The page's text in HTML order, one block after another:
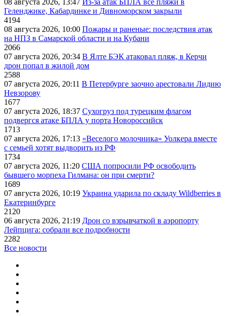
08 августа 2026, 13:47 Из-за атак БПЛА все пляжи в
Геленджике, Кабардинке и Дивноморском закрыли
4194
08 августа 2026, 10:00 Пожары и раненые: последствия атак
на НПЗ в Самарской области и на Кубани
2066
07 августа 2026, 20:34 В Ялте БЭК атаковал пляж, в Керчи
дрон попал в жилой дом
2588
07 августа 2026, 20:11 В Петербурге заочно арестовали Лидию
Невзорову
1677
07 августа 2026, 18:37 Сухогруз под турецким флагом
подвергся атаке БПЛА у порта Новороссийск
1713
07 августа 2026, 17:13 «Веселого молочника» Уолкера вместе
с семьей хотят выдворить из РФ
1734
07 августа 2026, 11:20 США попросили РФ освободить
бывшего морпеха Гилмана: он при смерти?
1689
07 августа 2026, 10:19 Украина ударила по складу Wildberries в
Екатеринбурге
2120
06 августа 2026, 21:19 Дрон со взрывчаткой в аэропорту
Лейпцига: собрали все подробности
2282
Все новости